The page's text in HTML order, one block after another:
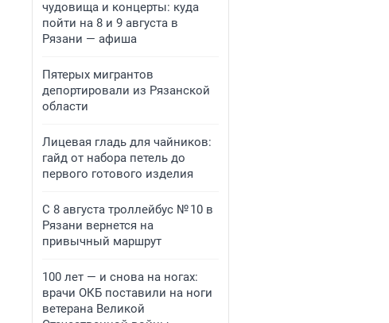
чудовища и концерты: куда
пойти на 8 и 9 августа в
Рязани — афиша
Пятерых мигрантов
депортировали из Рязанской
области
Лицевая гладь для чайников:
гайд от набора петель до
первого готового изделия
С 8 августа троллейбус № 10 в
Рязани вернется на
привычный маршрут
100 лет — и снова на ногах:
врачи ОКБ поставили на ноги
ветерана Великой